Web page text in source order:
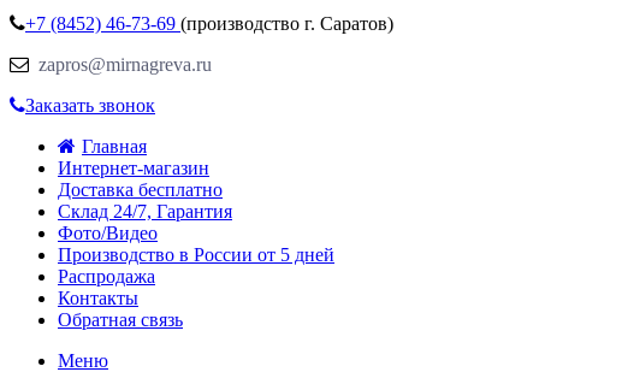
+7 (8452) 46-73-69 (производство г. Саратов)
zapros@mirnagreva.ru
Заказать звонок
Главная
Интернет-магазин
Доставка бесплатно
Склад 24/7, Гарантия
Фото/Видео
Производство в России от 5 дней
Распродажа
Контакты
Обратная связь
Меню